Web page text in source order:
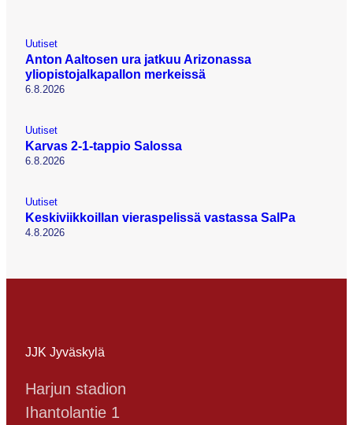
Uutiset
Anton Aaltosen ura jatkuu Arizonassa
yliopistojalkapallon merkeissä
6.8.2026
Uutiset
Karvas 2-1-tappio Salossa
6.8.2026
Uutiset
Keskiviikkoillan vieraspelissä vastassa SalPa
4.8.2026
JJK Jyväskylä
Harjun stadion
Ihantolantie 1